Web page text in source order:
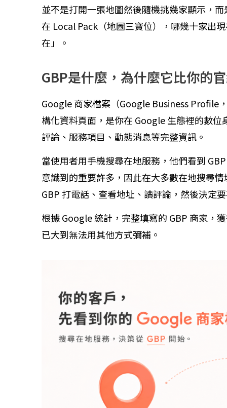
並不是打開一張地圖然後隨機挑幾家顯示，
在 Local Pack（地圖三寶位），哪幾十家出
在」。
GBP是什麼，為什麼它比你的
Google 商家檔案（Google Business Profile
構化資料頁面，是你在 Google 生態裡的數
評論、服務項目、動態消息等完整資訊。
當使用者用手機搜尋在地服務，他們看到
意識到的重要許多，因此在大多數在地搜尋
GBP 打電話、查看地址、讀評論，然後決定
根據 Google 統計，完整填寫的 GBP 商家，
已大到無法用其他方式彌補。